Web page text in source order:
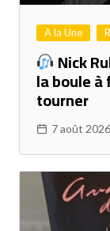
A la Une
Nick
la boule à
tourner
7 août 2026